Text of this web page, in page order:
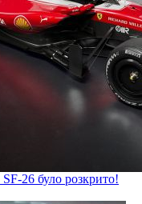
26 було розкрито!